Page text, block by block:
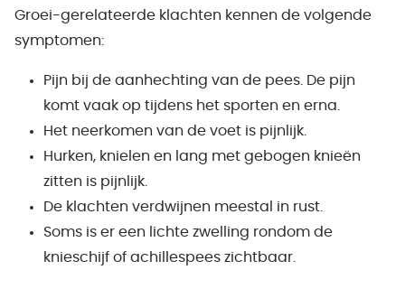
Groei-gerelateerde klachten kennen de volgende
symptomen:
Pijn bij de aanhechting van de pees. De pijn
komt vaak op tijdens het sporten en erna.
Het neerkomen van de voet is pijnlijk.
Hurken, knielen en lang met gebogen knieën
zitten is pijnlijk.
De klachten verdwijnen meestal in rust.
Soms is er een lichte zwelling rondom de
knieschijf of achillespees zichtbaar.